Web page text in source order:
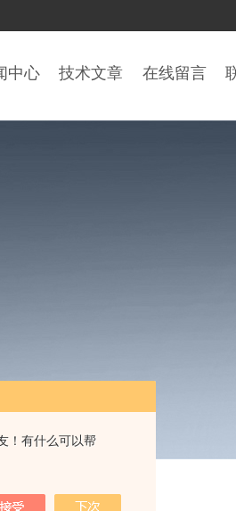
！有什么可以帮
中心 技术文章 在线留言